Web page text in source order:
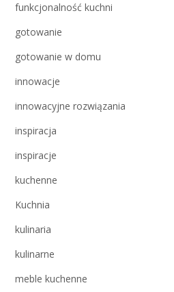
funkcjonalność kuchni
gotowanie
gotowanie w domu
innowacje
innowacyjne rozwiązania
inspiracja
inspiracje
kuchenne
Kuchnia
kulinaria
kulinarne
meble kuchenne